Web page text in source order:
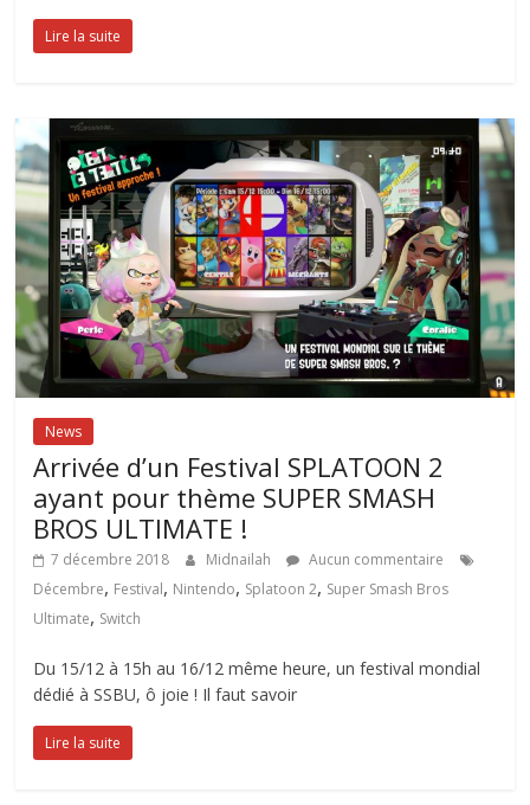
Lire la suite
News
Arrivée d’un Festival SPLATOON 2
ayant pour thème SUPER SMASH
BROS ULTIMATE !
7 décembre 2018 Midnailah
Aucun commentaire
Décembre, Festival, Nintendo, Splatoon 2, Super Smash Bros
Ultimate, Switch
Du 15/12 à 15h au 16/12 même heure, un festival mondial
dédié à SSBU, ô joie ! Il faut savoir
Lire la suite